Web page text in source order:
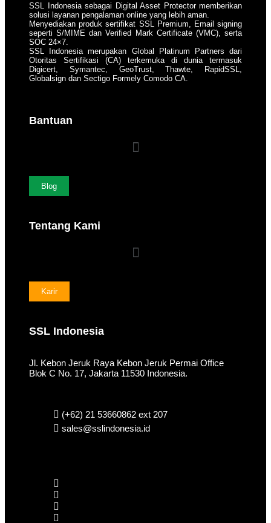
SSL Indonesia sebagai Digital Asset Protector memberikan
solusi layanan pengalaman online yang lebih aman.
Menyediakan produk sertifikat SSL Premium, Email signing
seperti S/MIME dan Verified Mark Certificate (VMC), serta
SOC 24×7.
SSL Indonesia merupakan Global Platinum Partners dari
Otoritas Sertifikasi (CA) terkemuka di dunia termasuk
Digicert, Symantec, GeoTrust, Thawte, RapidSSL,
Globalsign dan Sectigo Formely Comodo CA.
Bantuan
Blog
Tentang Kami
Karir
SSL Indonesia
Jl. Kebon Jeruk Raya Kebon Jeruk Permai Office
Blok C No. 17, Jakarta 11530 Indonesia.
(+62) 21 53660862 ext 207
sales@sslindonesia.id